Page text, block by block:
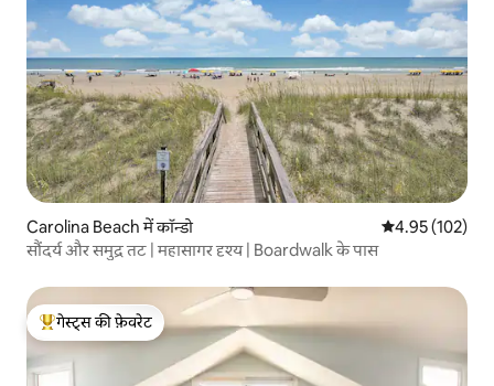
Carolina Beach में कॉन्डो औसत रेटिंग 5 में से
4.95 (102)
सौंदर्य और समुद्र तट | महासागर दृश्य | Boardwalk के पास
गेस्ट्स का टॉप फ़ेवरेट
गेस्ट्स की फ़ेवरेट